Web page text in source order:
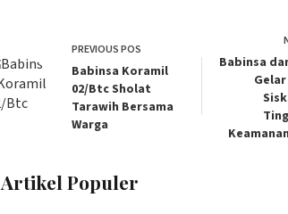
PREVIOUSPOS
Babinsa Koramil
02/Btc Sholat
Tarawih Bersama
Warga
Babinsa
Artikel Populer